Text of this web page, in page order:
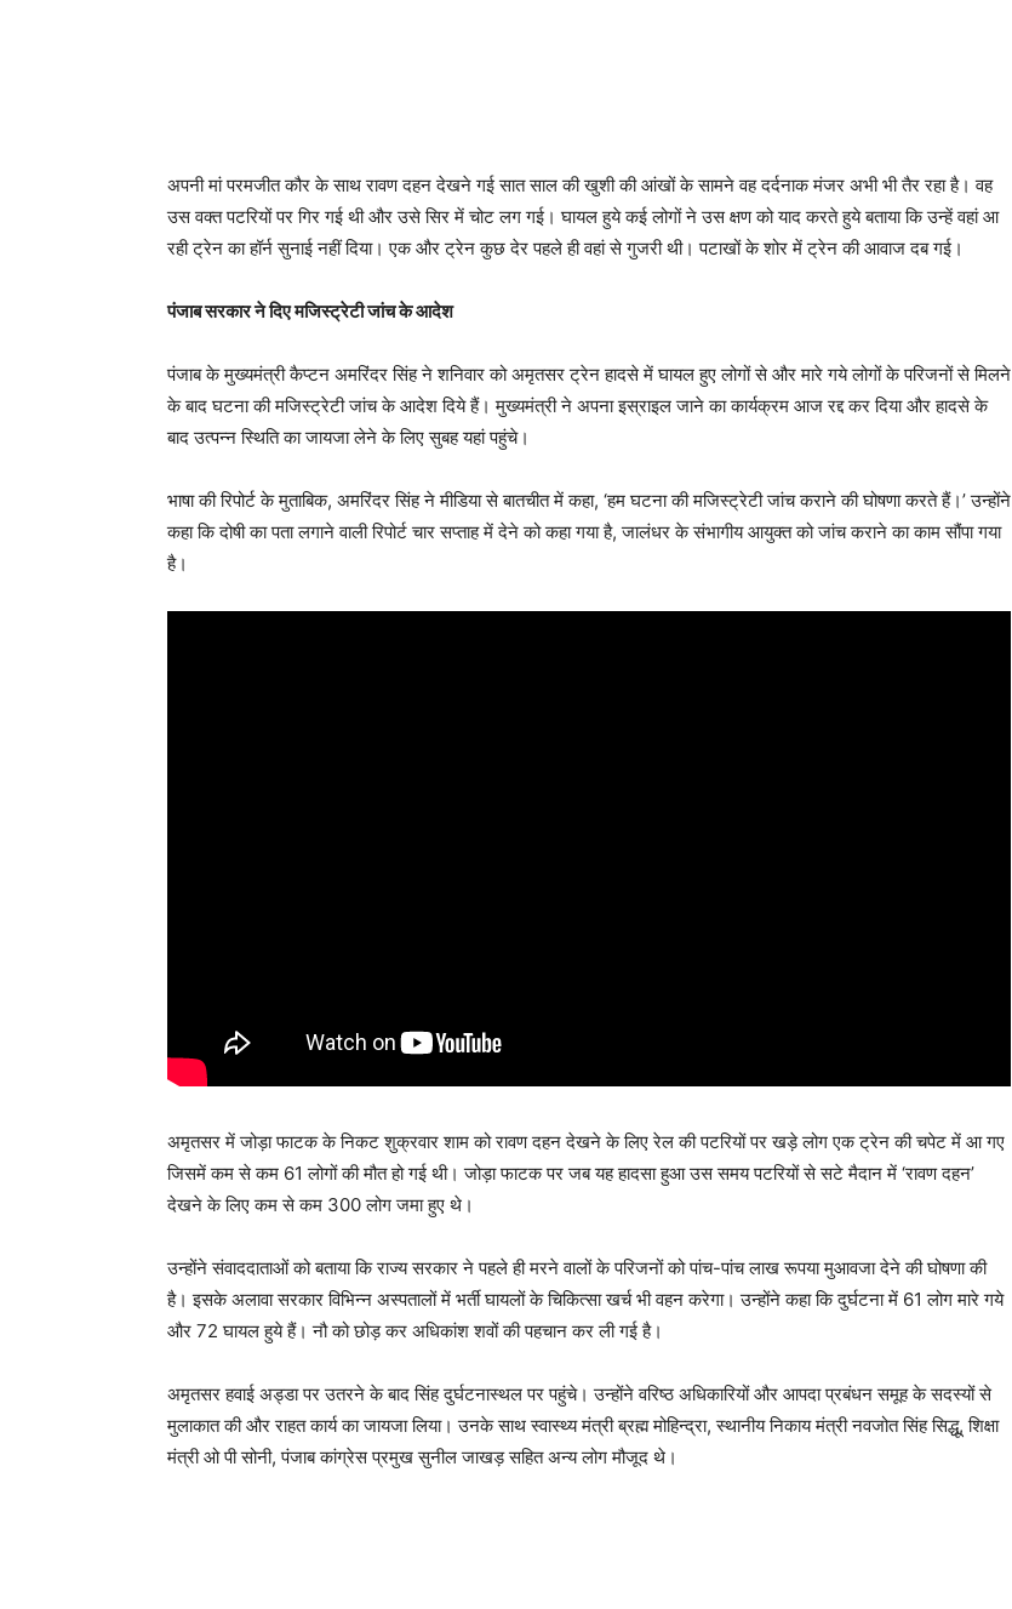
अपनी मां परमजीत कौर के साथ रावण दहन देखने गई सात साल की खुशी की आंखों के सामने वह दर्दनाक मंजर अभी भी तैर रहा है। वह
उस वक्त पटरियों पर गिर गई थी और उसे सिर में चोट लग गई। घायल हुये कई लोगों ने उस क्षण को याद करते हुये बताया कि उन्हें वहां आ
रही ट्रेन का हॉर्न सुनाई नहीं दिया। एक और ट्रेन कुछ देर पहले ही वहां से गुजरी थी। पटाखों के शोर में ट्रेन की आवाज दब गई।
पंजाब सरकार ने दिए मजिस्ट्रेटी जांच के आदेश
पंजाब के मुख्यमंत्री कैप्टन अमरिंदर सिंह ने शनिवार को अमृतसर ट्रेन हादसे में घायल हुए लोगों से और मारे गये लोगों के परिजनों से मिलने
के बाद घटना की मजिस्ट्रेटी जांच के आदेश दिये हैं। मुख्यमंत्री ने अपना इस्राइल जाने का कार्यक्रम आज रद्द कर दिया और हादसे के
बाद उत्पन्न स्थिति का जायजा लेने के लिए सुबह यहां पहुंचे।
भाषा की रिपोर्ट के मुताबिक, अमरिंदर सिंह ने मीडिया से बातचीत में कहा, ‘हम घटना की मजिस्ट्रेटी जांच कराने की घोषणा करते हैं।’ उन्होंने
कहा कि दोषी का पता लगाने वाली रिपोर्ट चार सप्ताह में देने को कहा गया है, जालंधर के संभागीय आयुक्त को जांच कराने का काम सौंपा गया
है।
अमृतसर में जोड़ा फाटक के निकट शुक्रवार शाम को रावण दहन देखने के लिए रेल की पटरियों पर खड़े लोग एक ट्रेन की चपेट में आ गए
जिसमें कम से कम 61 लोगों की मौत हो गई थी। जोड़ा फाटक पर जब यह हादसा हुआ उस समय पटरियों से सटे मैदान में ‘रावण दहन’
देखने के लिए कम से कम 300 लोग जमा हुए थे।
उन्होंने संवाददाताओं को बताया कि राज्य सरकार ने पहले ही मरने वालों के परिजनों को पांच-पांच लाख रूपया मुआवजा देने की घोषणा की
है। इसके अलावा सरकार विभिन्न अस्पतालों में भर्ती घायलों के चिकित्सा खर्च भी वहन करेगा। उन्होंने कहा कि दुर्घटना में 61 लोग मारे गये
और 72 घायल हुये हैं। नौ को छोड़ कर अधिकांश शवों की पहचान कर ली गई है।
अमृतसर हवाई अड्डा पर उतरने के बाद सिंह दुर्घटनास्थल पर पहुंचे। उन्होंने वरिष्ठ अधिकारियों और आपदा प्रबंधन समूह के सदस्यों से
मुलाकात की और राहत कार्य का जायजा लिया। उनके साथ स्वास्थ्य मंत्री ब्रह्म मोहिन्द्रा, स्थानीय निकाय मंत्री नवजोत सिंह सिद्धू, शिक्षा
मंत्री ओ पी सोनी, पंजाब कांग्रेस प्रमुख सुनील जाखड़ सहित अन्य लोग मौजूद थे।